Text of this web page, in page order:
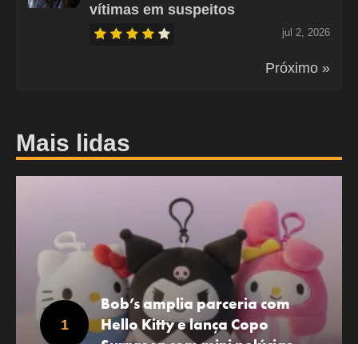
vítimas em suspeitos
jul 2, 2026
Próximo »
Mais lidas
Bob’s amplia parceria com
Hello Kitty e lança Copo